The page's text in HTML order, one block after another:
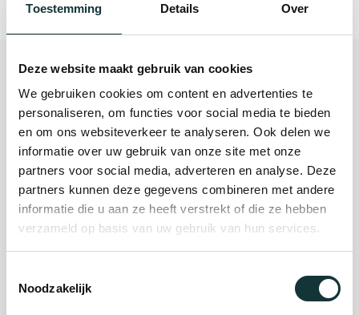
Toestemming Details Over
Deze website maakt gebruik van cookies
We gebruiken cookies om content en advertenties te
personaliseren, om functies voor social media te bieden
en om ons websiteverkeer te analyseren. Ook delen we
informatie over uw gebruik van onze site met onze
partners voor social media, adverteren en analyse. Deze
partners kunnen deze gegevens combineren met andere
informatie die u aan ze heeft verstrekt of die ze hebben
verzameld op basis van uw gebruik van hun services.
Noodzakelijk
Plan je bezoek
Evenement
organiseren
Steun ons